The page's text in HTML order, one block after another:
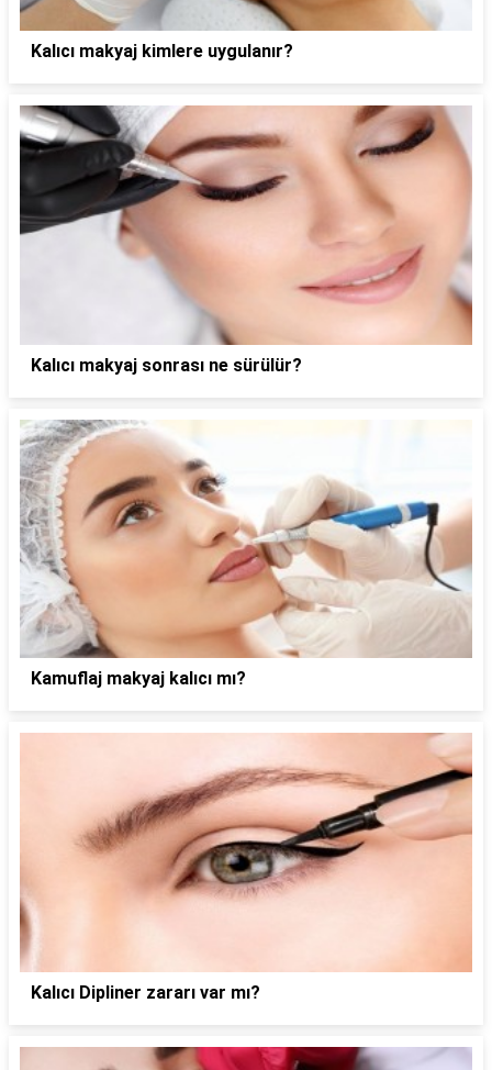
Kalıcı makyaj kimlere uygulanır?
Kalıcı makyaj sonrası ne sürülür?
Kamuflaj makyaj kalıcı mı?
Kalıcı Dipliner zararı var mı?